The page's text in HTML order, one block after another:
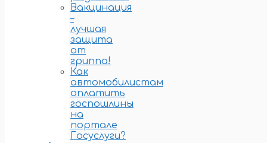
Вакцинация
–
лучшая
защита
от
гриппа!
Как
автомобилистам
оплатить
госпошлины
на
портале
Госуслуги?